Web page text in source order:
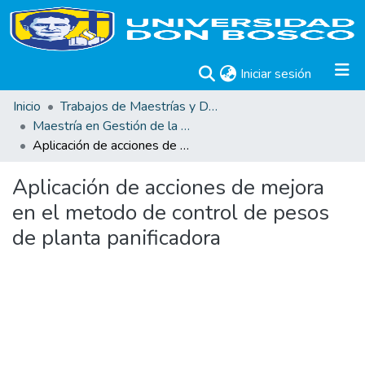
Iniciar sesión (current)
Inicio
Trabajos de Maestrías y Doctorados
Maestría en Gestión de la Calidad
Aplicación de acciones de mejora en el metodo de control de pesos de planta panificadora
Aplicación de acciones de mejora
en el metodo de control de pesos
de planta panificadora